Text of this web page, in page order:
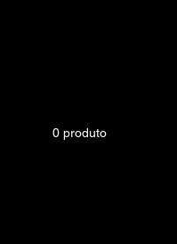
0 produto